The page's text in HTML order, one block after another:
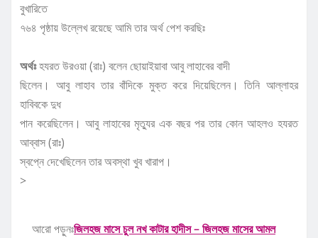
বুখারিতে
৭৬৪ পৃষ্ঠায় উল্লেখ রয়েছে আমি তার অর্থ পেশ করছিঃ
অর্থঃহযরত উরওয়া (রাঃ) বলেন ছোয়াইয়াবা আবু লাহাবের বাদী
ছিলেন। আবু লাহাব তার বাঁদিকে মুক্ত করে দিয়েছিলেন। তিনি আল্লাহর
হাবিবকে দুধ
পান করেছিলেন। আবু লাহাবের মৃত্যুর এক বছর পর তার কোন আহলও হযরত
আব্বাস (রাঃ)
স্বপ্নে দেখেছিলেন তার অবস্থা খুব খারাপ।
>
আরো পড়ুনঃজিলহজ মাসে চুল নখ কাটার হাদীস – জিলহজ মাসের আমল